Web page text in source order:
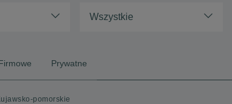
Wszystkie
Prywatne
pomorskie